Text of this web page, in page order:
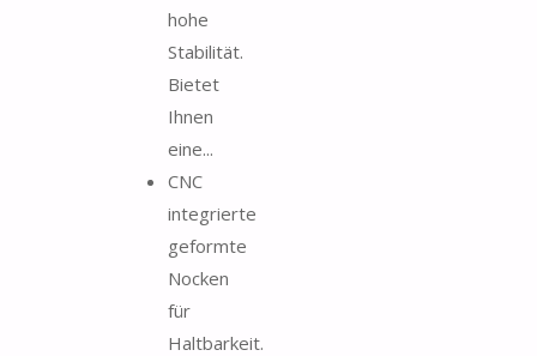
hohe
Stabilität.
Bietet
Ihnen
eine...
CNC
integrierte
geformte
Nocken
für
Haltbarkeit.